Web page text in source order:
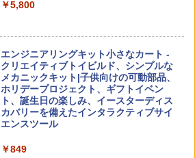
「ことばで伝える」ができない子どもた
ち 誰が〈ことばの力〉を育てるのか
￥1,870
ゼロからわかる！ みるみる図形に強く
知育玩具 おもちゃ 5歳以上 KUMON PN-
￥4,046
Amazon Fire HD 10 キッズプロ (10イン
チ) ディズニー スティッチ エディション
対象年齢6歳から 数千点のキッズコンテ
ンツが1年間使い放題
￥26,980
戦！編
￥1,320
OK（重版：10月上旬発送） (TJMOOK)
￥5,800
エンジニアリングキット小さなカート -
クリエイティブトイビルド、シンプルな
メカニックキット|子供向けの可動部品、
ホリデープロジェクト、ギフトイベン
ト、誕生日の楽しみ、イースターディス
カバリーを備えたインタラクティブサイ
エンスツール
￥849